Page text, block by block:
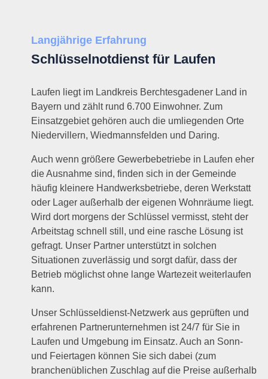
Langjährige Erfahrung
Schlüsselnotdienst für Laufen
Laufen liegt im Landkreis Berchtesgadener Land in
Bayern und zählt rund 6.700 Einwohner. Zum
Einsatzgebiet gehören auch die umliegenden Orte
Niedervillern, Wiedmannsfelden und Daring.
Auch wenn größere Gewerbebetriebe in Laufen eher
die Ausnahme sind, finden sich in der Gemeinde
häufig kleinere Handwerksbetriebe, deren Werkstatt
oder Lager außerhalb der eigenen Wohnräume liegt.
Wird dort morgens der Schlüssel vermisst, steht der
Arbeitstag schnell still, und eine rasche Lösung ist
gefragt. Unser Partner unterstützt in solchen
Situationen zuverlässig und sorgt dafür, dass der
Betrieb möglichst ohne lange Wartezeit weiterlaufen
kann.
Unser Schlüsseldienst-Netzwerk aus geprüften und
erfahrenen Partnerunternehmen ist 24/7 für Sie in
Laufen und Umgebung im Einsatz. Auch an Sonn-
und Feiertagen können Sie sich dabei (zum
branchenüblichen Zuschlag auf die Preise außerhalb